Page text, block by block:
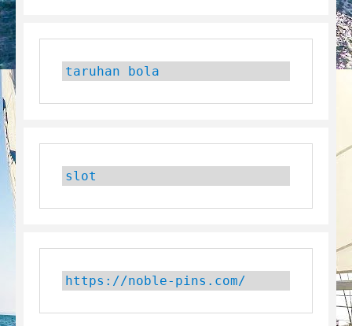
taruhan bola
slot
https://noble-pins.com/